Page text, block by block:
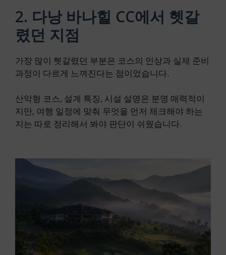
2. 다낭 바나힐 CC에서 헷갈
렸던 지점
가장 많이 헷갈렸던 부분은 코스의 인상과 실제 준비
과정이 다르게 느껴진다는 점이었습니다.
산악형 코스, 설계 특징, 시설 설명은 분명 매력적이
지만, 여행 일정에 맞춰 무엇을 먼저 체크해야 하는
지는 따로 정리해서 봐야 판단이 쉬웠습니다.